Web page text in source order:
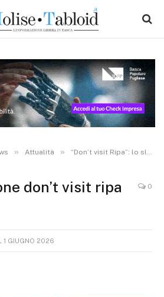
» Attualità » “Don’t visit Ripa”: lo slogan provocatorio per rilanciare il turismo. Presentata la nuova brand identity
don’t visit ripa
0
1 GIUGNO 2026